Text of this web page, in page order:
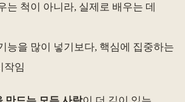
는 척이 아니라, 실제로 배우는 데
능을 많이 넣기보다, 핵심에 집중하는
작임